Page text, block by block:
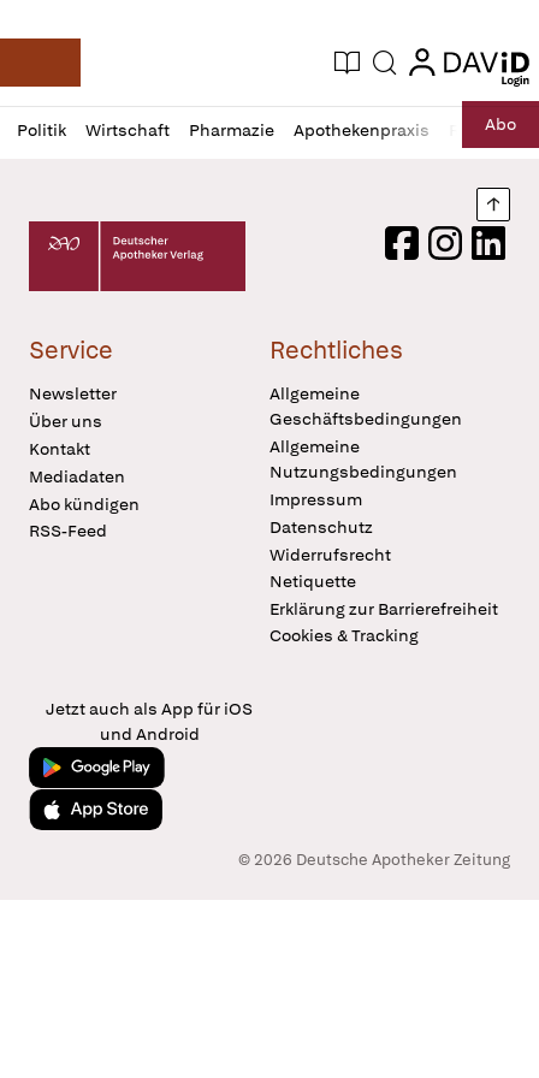
Deutsche Apotheker Zeitung
Aktuelle Ausgabe
Suche login
login
Politik Wirtschaft Pharmazie Apothekenpraxis RechtAbo
Profil
öffnen
Daz
Pur
Deutscher Apotheker Verlag Logo
FacebookInstagram
Service
Newsletter
Über uns
Kontakt
Mediadaten
Abo kündigen
RSS-Feed
Rechtliches
Allgemeine
Geschäftsbedingungen
Allgemeine
Nutzungsbedingungen
Impressum
Datenschutz
Widerrufsrecht
Netiquette
Erklärung zur Barrierefreiheit
Cookies & Tracking
Jetzt auch als App für iOS
und Android
Jetzt bei Google Play
Laden im App Store
© 2026 Deutsche Apotheker Zeitung